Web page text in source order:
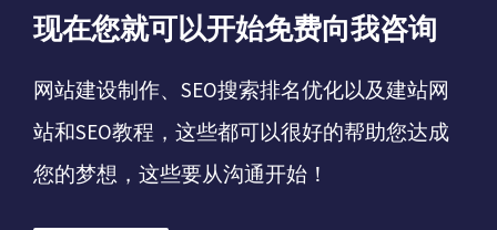
现在您就可以开始免费向我咨询
网站建设制作、SEO搜索排名优化以及建站网
站和SEO教程，这些都可以很好的帮助您达成
您的梦想，这些要从沟通开始！